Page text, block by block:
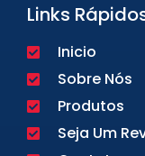
Links
Inicio
Sobre Nós
Produtos
Seja Um